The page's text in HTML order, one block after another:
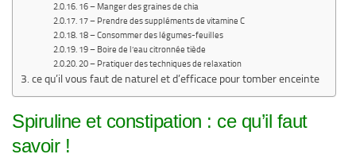
16 – Manger des graines de chia
17 – Prendre des suppléments de vitamine C
18 – Consommer des légumes-feuilles
19 – Boire de l’eau citronnée tiède
20 – Pratiquer des techniques de relaxation
ce qu’il vous faut de naturel et d’efficace pour tomber enceinte
Spiruline et constipation : ce qu’il faut
savoir !